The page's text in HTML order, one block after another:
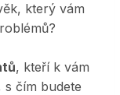
který vám
, kteří k vám
s čím budete